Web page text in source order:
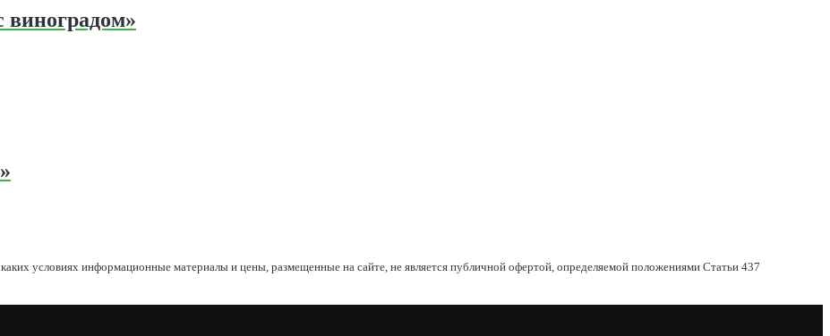
виноградом»
условиях информационные материалы и цены, размещенные на сайте, не является публичной офертой, определяемой положениями Статьи 437